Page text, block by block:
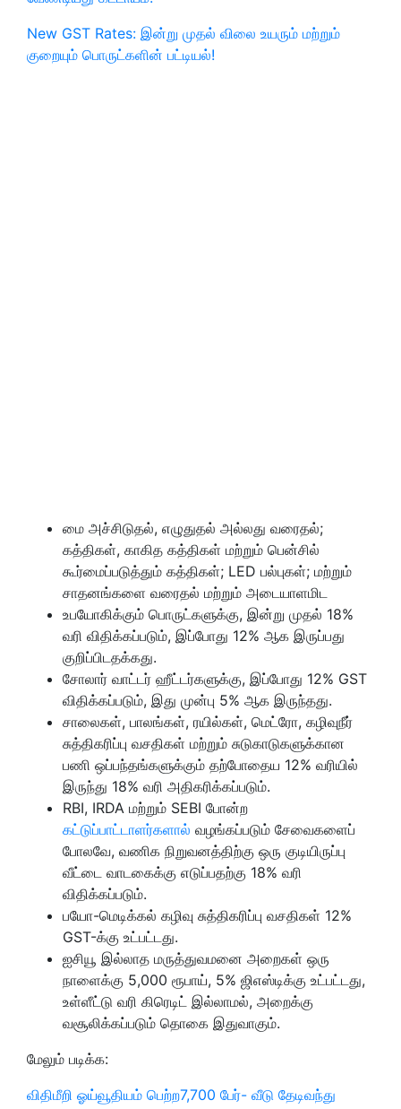
New GST Rates: இன்று முதல் விலை உயரும் மற்றும்
குறையும் பொருட்களின் பட்டியல்!
மை அச்சிடுதல், எழுதுதல் அல்லது வரைதல்;
கத்திகள், காகித கத்திகள் மற்றும் பென்சில்
கூர்மைப்படுத்தும் கத்திகள்; LED பல்புகள்; மற்றும்
சாதனங்களை வரைதல் மற்றும் அடையாளமிட
உபயோகிக்கும் பொருட்களுக்கு, இன்று முதல் 18%
வரி விதிக்கப்படும், இப்போது 12% ஆக இருப்பது
குறிப்பிடதக்கது.
சோலார் வாட்டர் ஹீட்டர்களுக்கு, இப்போது 12% GST
விதிக்கப்படும், இது முன்பு 5% ஆக இருந்தது.
சாலைகள், பாலங்கள், ரயில்கள், மெட்ரோ, கழிவுநீர்
சுத்திகரிப்பு வசதிகள் மற்றும் சுடுகாடுகளுக்கான
பணி ஒப்பந்தங்களுக்கும் தற்போதைய 12% வரியில்
இருந்து 18% வரி அதிகரிக்கப்படும்.
RBI, IRDA மற்றும் SEBI போன்ற
கட்டுப்பாட்டாளர்களால் வழங்கப்படும் சேவைகளைப்
போலவே, வணிக நிறுவனத்திற்கு ஒரு குடியிருப்பு
வீட்டை வாடகைக்கு எடுப்பதற்கு 18% வரி
விதிக்கப்படும்.
பயோ-மெடிக்கல் கழிவு சுத்திகரிப்பு வசதிகள் 12%
GST-க்கு உட்பட்டது.
ஐசியூ இல்லாத மருத்துவமனை அறைகள் ஒரு
நாளைக்கு 5,000 ரூபாய், 5% ஜிஎஸ்டிக்கு உட்பட்டது,
உள்ளீட்டு வரி கிரெடிட் இல்லாமல், அறைக்கு
வசூலிக்கப்படும் தொகை இதுவாகும்.
மேலும் படிக்க:
விதிமீறி ஓய்வூதியம் பெற்ற7,700 பேர்- வீடு தேடிவந்து